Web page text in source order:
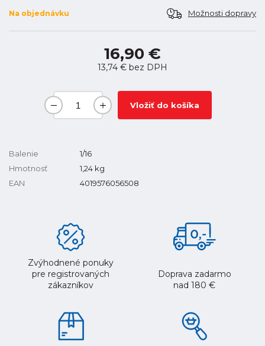
Na objednávku Možnosti dopravy
16,90 €
13,74 € bez DPH
Vložiť do košíka
Balenie
1/16
Hmotnosť
1,24 kg
EAN
4019576056508
Zvýhodnené ponuky
pre registrovaných
zákazníkov
Doprava zadarmo
nad 180 €